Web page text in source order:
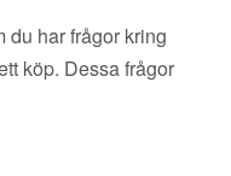
du har frågor kring
köp. Dessa frågor